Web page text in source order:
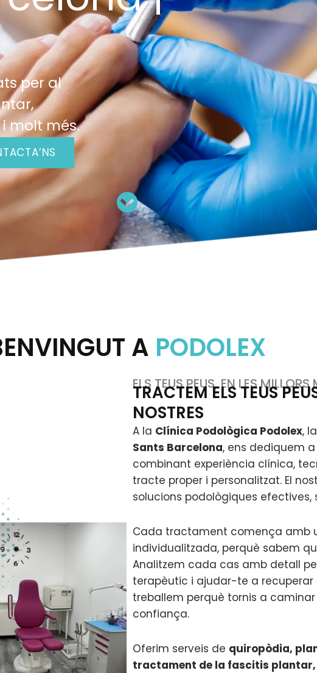
per al
molt més.
A PODOLEX
ELS TEUS PEUS, EN LES MILLORS
TRACTEM ELS TEUS
NOSTRES
A la Clínica Podològica Podolex,
Sants Barcelona, ens dediquem
combinant experiència clínica,
tracte proper i personalitzat. El
solucions podològiques efectives,
Cada tractament comença amb
individualitzada, perquè sabem
Analitzem cada cas amb detall
terapèutic i ajudar-te a recuperar
treballem perquè tornis a
confiança.
Oferim serveis de quiropòdia,
tractament de la fascitis plantar,